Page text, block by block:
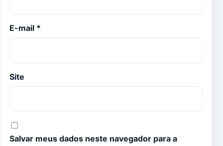
E-mail *
Site
Salvar meus dados neste navegador para a